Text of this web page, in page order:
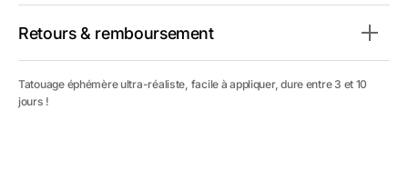
Retours & remboursement
Tatouage éphémère ultra-réaliste, facile à appliquer, dure entre 3 et 10
jours !